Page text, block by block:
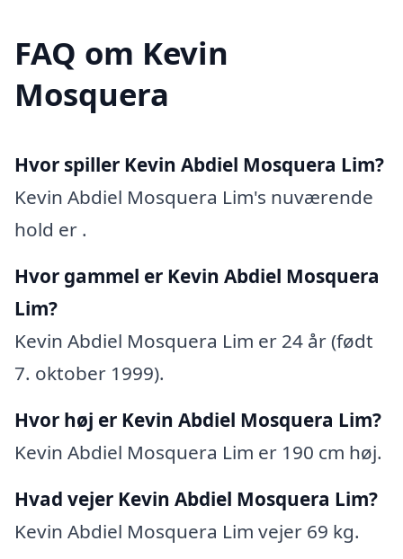
FAQ om Kevin
Mosquera
Hvor spiller Kevin Abdiel Mosquera Lim?
Kevin Abdiel Mosquera Lim's nuværende
hold er .
Hvor gammel er Kevin Abdiel Mosquera
Lim?
Kevin Abdiel Mosquera Lim er 24 år (født
7. oktober 1999).
Hvor høj er Kevin Abdiel Mosquera Lim?
Kevin Abdiel Mosquera Lim er 190 cm høj.
Hvad vejer Kevin Abdiel Mosquera Lim?
Kevin Abdiel Mosquera Lim vejer 69 kg.